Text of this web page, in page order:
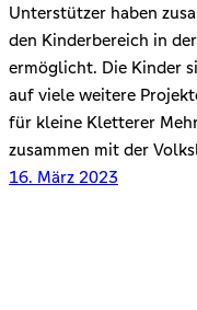
Unterstützer haben
den Kinderbereich in
ermöglicht. Die Kinder
auf viele weitere
für kleine Kletterer
zusammen mit der
16. März 2023